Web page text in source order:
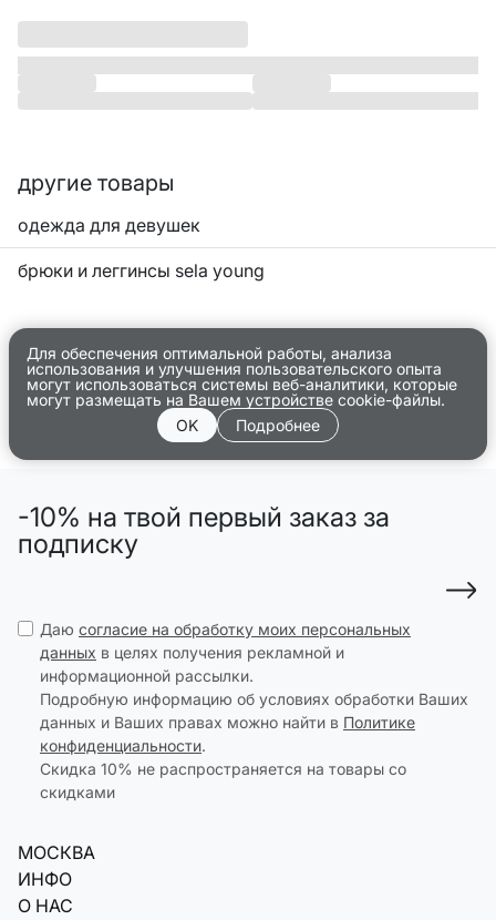
другие товары
одежда для девушек
брюки и леггинсы sela young
Для обеспечения оптимальной работы, анализа
использования и улучшения пользовательского опыта
могут использоваться системы веб-аналитики, которые
могут размещать на Вашем устройстве cookie-файлы.
OK
Подробнее
-10% на твой первый заказ за
подписку
Даю согласие на обработку моих персональных
данных в целях получения рекламной и
информационной рассылки.
Подробную информацию об условиях обработки Ваших
данных и Ваших правах можно найти в Политике
конфиденциальности.
Скидка 10% не распространяется на товары со
скидками
МОСКВА
ИНФО
О НАС